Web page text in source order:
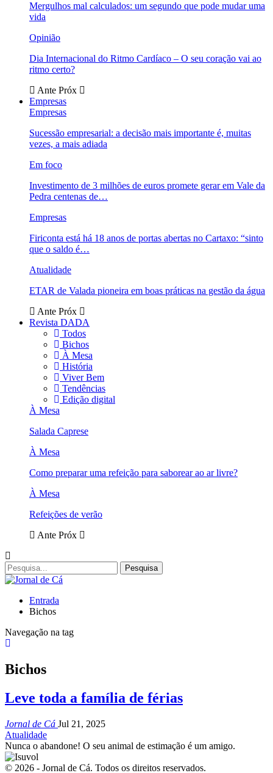
Mergulhos mal calculados: um segundo que pode mudar uma
vida
Opinião
Dia Internacional do Ritmo Cardíaco – O seu coração vai ao
ritmo certo?
Ante Próx
Empresas
Empresas
Sucessão empresarial: a decisão mais importante é, muitas
vezes, a mais adiada
Em foco
Investimento de 3 milhões de euros promete gerar em Vale da
Pedra centenas de…
Empresas
Firiconta está há 18 anos de portas abertas no Cartaxo: “sinto
que o saldo é…
Atualidade
ETAR de Valada pioneira em boas práticas na gestão da água
Ante Próx
Revista DADA
Todos
Bichos
À Mesa
História
Viver Bem
Tendências
Edição digital
À Mesa
Salada Caprese
À Mesa
Como preparar uma refeição para saborear ao ar livre?
À Mesa
Refeições de verão
Ante Próx
Entrada
Bichos
Navegação na tag
Bichos
Leve toda a família de férias
Jornal de Cá Jul 21, 2025
Atualidade
Nunca o abandone! O seu animal de estimação é um amigo.
© 2026 - Jornal de Cá. Todos os direitos reservados.